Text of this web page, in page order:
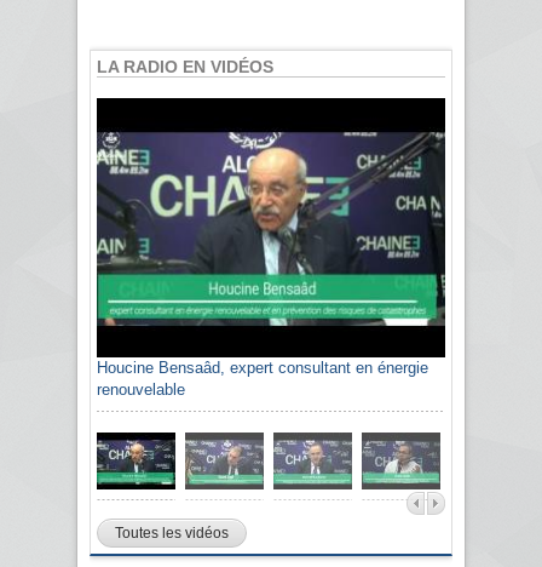
LA RADIO EN VIDÉOS
Houcine Bensaâd, expert consultant en énergie
renouvelable
Toutes les vidéos